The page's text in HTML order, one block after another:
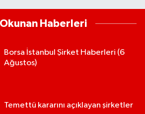
Okunan Haberleri
Borsa İstanbul Şirket Haberleri (6
Ağustos)
Temettü kararını açıklayan şirketler